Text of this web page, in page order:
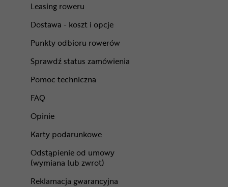
Leasing roweru
Dostawa - koszt i opcje
Punkty odbioru rowerów
Sprawdź status zamówienia
Pomoc techniczna
FAQ
Opinie
Karty podarunkowe
Odstąpienie od umowy
(wymiana lub zwrot)
Reklamacja gwarancyjna